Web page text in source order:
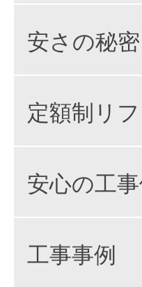
安さの秘密
定額制リ
安心の工
工事事例